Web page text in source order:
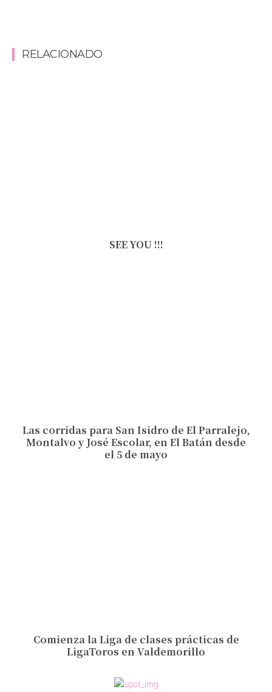
RELACIONADO
SEE YOU !!!
Las corridas para San Isidro de El Parralejo,
Montalvo y José Escolar, en El Batán desde
el 5 de mayo
Comienza la Liga de clases prácticas de
LigaToros en Valdemorillo